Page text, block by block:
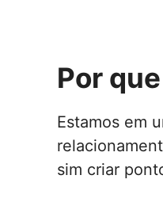
Por
Estamos em
sim criar